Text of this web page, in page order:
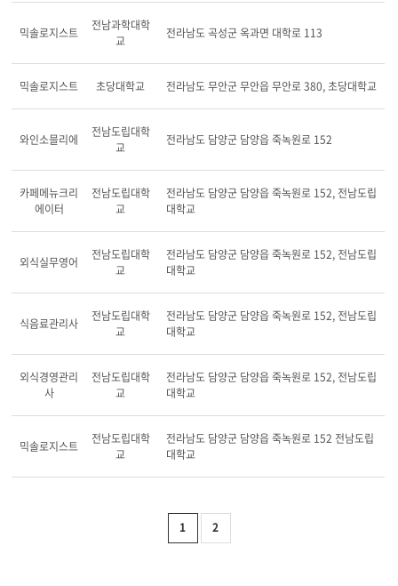
믹솔로지스트
전남과학대학
교
전라남도 곡성군 옥과면 대학로 113
믹솔로지스트 초당대학교 전라남도 무안군 무안읍 무안로 380, 초당대학교
와인소믈리에
전남도립대학
교
전라남도 담양군 담양읍 죽녹원로 152
카페메뉴크리
에이터
전남도립대학
교
전라남도 담양군 담양읍 죽녹원로 152, 전남도립
대학교
외식실무영어
전남도립대학
교
전라남도 담양군 담양읍 죽녹원로 152, 전남도립
대학교
식음료관리사
전남도립대학
교
전라남도 담양군 담양읍 죽녹원로 152, 전남도립
대학교
외식경영관리
사
전남도립대학
교
전라남도 담양군 담양읍 죽녹원로 152, 전남도립
대학교
믹솔로지스트
전남도립대학
교
전라남도 담양군 담양읍 죽녹원로 152 전남도립
대학교
1 2